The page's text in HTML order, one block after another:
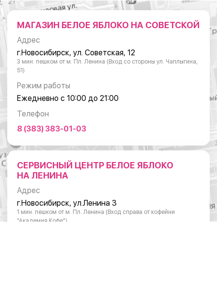
МАГАЗИН БЕЛОЕ ЯБЛОКО НА СОВЕТСКОЙ
Адрес
г.Новосибирск, ул. Советская, 12
3 мин. пешком от м. Пл. Ленина (Вход со стороны ул. Чаплыгина,
51)
Режим работы
Ежедневно с 10:00 до 21:00
Телефон
8 (383) 383-01-03
СЕРВИСНЫЙ ЦЕНТР БЕЛОЕ ЯБЛОКО
НА ЛЕНИНА
Адрес
г.Новосибирск, ул.Ленина 3
1 мин. пешком от м. Пл. Ленина (Вход справа от кофейни
"Академия Кофе")